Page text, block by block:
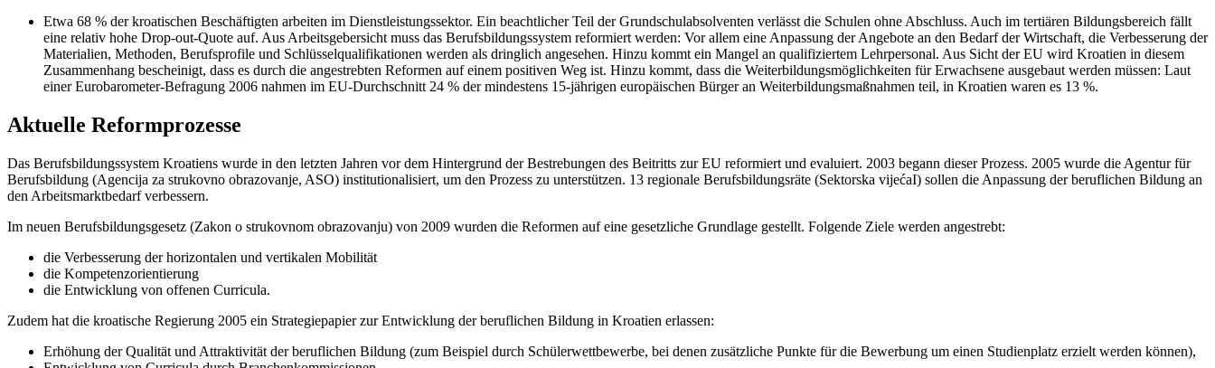
Etwa 68 % der kroatischen Beschäftigten arbeiten im Dienstleistungssektor. Ein beachtlicher Teil der Grundschulabsolventen verlässt die Schulen ohne Abschluss. Auch im tertiären Bildungsbereich fällt
eine relativ hohe Drop-out-Quote auf. Aus Arbeitsgebersicht muss das Berufsbildungssystem reformiert werden: Vor allem eine Anpassung der Angebote an den Bedarf der Wirtschaft, die Verbesserung der
Materialien, Methoden, Berufsprofile und Schlüsselqualifikationen werden als dringlich angesehen. Hinzu kommt ein Mangel an qualifiziertem Lehrpersonal. Aus Sicht der EU wird Kroatien in diesem
Zusammenhang bescheinigt, dass es durch die angestrebten Reformen auf einem positiven Weg ist. Hinzu kommt, dass die Weiterbildungsmöglichkeiten für Erwachsene ausgebaut werden müssen: Laut
einer Eurobarometer-Befragung 2006 nahmen im EU-Durchschnitt 24 % der mindestens 15-jährigen europäischen Bürger an Weiterbildungsmaßnahmen teil, in Kroatien waren es 13 %.
Aktuelle Reformprozesse
Das Berufsbildungssystem Kroatiens wurde in den letzten Jahren vor dem Hintergrund der Bestrebungen des Beitritts zur EU reformiert und evaluiert. 2003 begann dieser Prozess. 2005 wurde die Agentur für
Berufsbildung (Agencija za strukovno obrazovanje, ASO) institutionalisiert, um den Prozess zu unterstützen. 13 regionale Berufsbildungsräte (Sektorska vijećaI) sollen die Anpassung der beruflichen Bildung an
den Arbeitsmarktbedarf verbessern.
Im neuen Berufsbildungsgesetz (Zakon o strukovnom obrazovanju) von 2009 wurden die Reformen auf eine gesetzliche Grundlage gestellt. Folgende Ziele werden angestrebt:
die Verbesserung der horizontalen und vertikalen Mobilität
die Kompetenzorientierung
die Entwicklung von offenen Curricula.
Zudem hat die kroatische Regierung 2005 ein Strategiepapier zur Entwicklung der beruflichen Bildung in Kroatien erlassen:
Erhöhung der Qualität und Attraktivität der beruflichen Bildung (zum Beispiel durch Schülerwettbewerbe, bei denen zusätzliche Punkte für die Bewerbung um einen Studienplatz erzielt werden können),